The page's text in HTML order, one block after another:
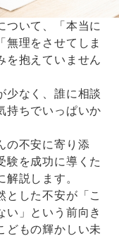
ついて、「本当に
無理をさせてしま
を抱えていません
少なく、誰に相談
持ちでいっぱいか
の不安に寄り添
験を成功に導くた
説します。
とした不安が「こ
い」という前向き
どもの輝かしい未